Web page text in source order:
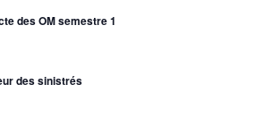
des OM semestre 1
des sinistrés